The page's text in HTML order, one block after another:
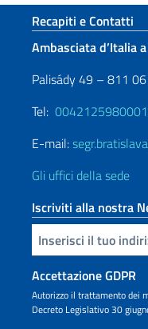
Sezione
Recapiti e Contatti
Ambasciata d’Italia
Palisády 49 – 811
Tel:
E-mail:
Gli uffici della sede
Iscriviti alla nostra
Inserisci la tua email
Accettazione GDPR
Autorizzo il trattamento dei
Decreto Legislativo 30